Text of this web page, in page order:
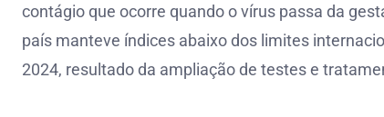
contágio que ocorre quando o vírus passa da
país manteve índices abaixo dos limites
2024, resultado da ampliação de testes e